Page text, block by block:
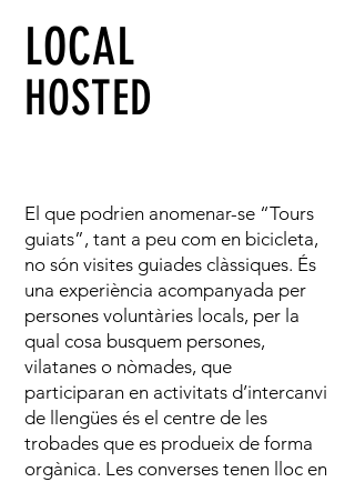
LOCAL
HOSTED
El que podrien anomenar-se “Tours
guiats”, tant a peu com en bicicleta,
no són visites guiades clàssiques. És
una experiència acompanyada per
persones voluntàries locals, per la
qual cosa busquem persones,
vilatanes o nòmades, que
participaran en activitats d’intercanvi
de llengües és el centre de les
trobades que es produeix de forma
orgànica. Les converses tenen lloc en